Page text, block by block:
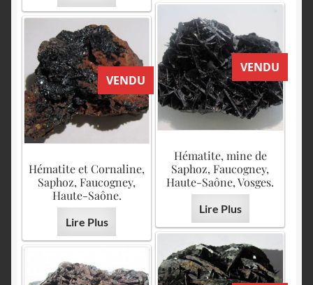
VENDU
Hématite, mine de
Saphoz, Faucogney,
Haute-Saône, Vosges.
Lire Plus
VENDU
Hématite et Cornaline,
Saphoz, Faucogney,
Haute-Saône.
Lire Plus